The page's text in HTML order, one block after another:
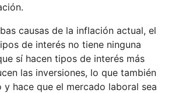
causas de la inflación actual, el
de interés no tiene ninguna
sí hacen tipos de interés más
las inversiones, lo que también
y hace que el mercado laboral sea